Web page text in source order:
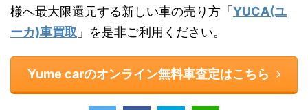
様へ最大限還元する新しい車の売り方「 YUCA(ユ
ーカ)車買取 」を是非ご利用ください。
Yume carのオンライン無料車査定はこちら